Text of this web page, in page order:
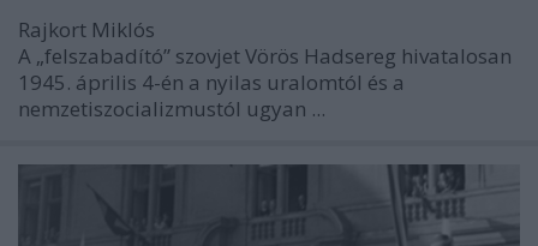
Rajkort Miklós
A „felszabadító” szovjet Vörös Hadsereg hivatalosan
1945. április 4-én a nyilas uralomtól és a
nemzetiszocializmustól ugyan ...